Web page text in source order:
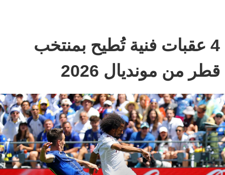
4 عقبات فنية تُطيح بمنتخب
قطر من مونديال 2026